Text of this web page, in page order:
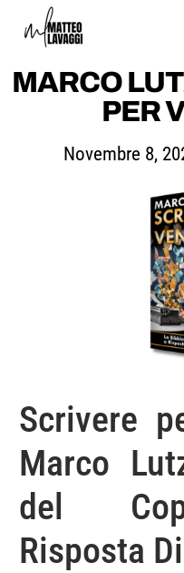
MARCO
PER
Novembre 8,
Scrivere
Marco
del
Risposta